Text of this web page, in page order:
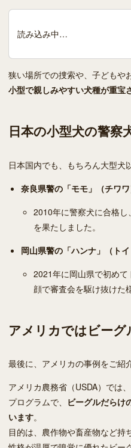
読み込み中…
狭い場所での捜索や、子どもや
小型で親しみやすい犬種が重宝
日本の小型犬の警察
日本国内でも、もちろん大型犬
奈良県警の「モモ」（チワワ
2010年に警察犬に合格
を果たしました。
岡山県警の「ハンナ」（トイ
2021年に岡山県で初め
顔で審査会を駆け抜けた
アメリカではビー
最後に、アメリカの事例をご紹
アメリカ農務省（USDA）では
プログラムで、 ビーグルだらけ
います。
目的は、農作物や畜産物など持